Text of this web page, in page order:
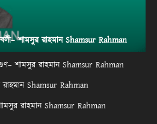
শামসুর রাহমান Shamsur Rahman
শামসুর রাহমান Shamsur Rahman
রাহমান Shamsur Rahman
রাহমান Shamsur Rahman